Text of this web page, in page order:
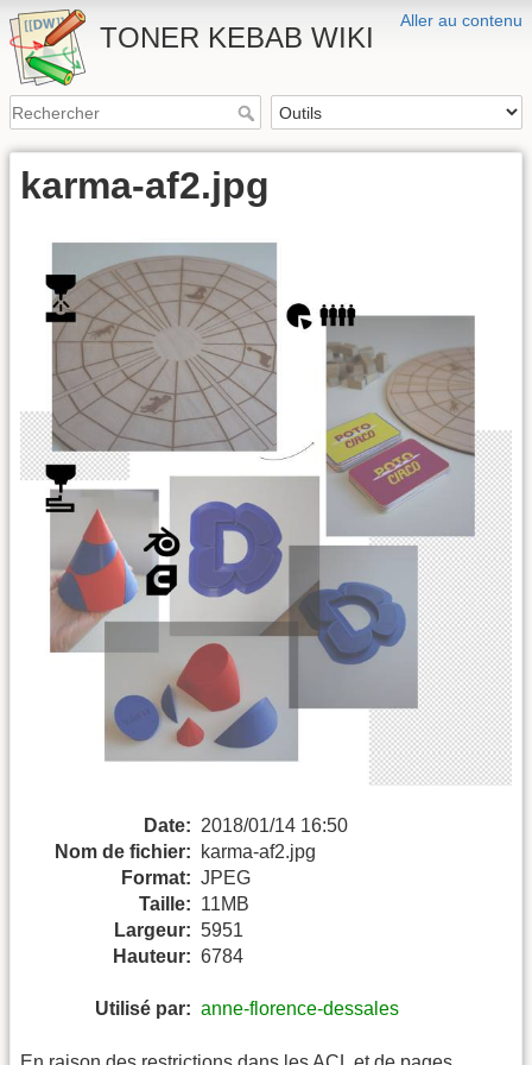
Aller au contenu
TONER KEBAB WIKI
karma-af2.jpg
Date: 2018/01/14 16:50
Nom de fichier:
karma-af2.jpg
Format: JPEG
Taille: 11MB
Largeur: 5951
Hauteur: 6784
Utilisé par: anne-florence-dessales